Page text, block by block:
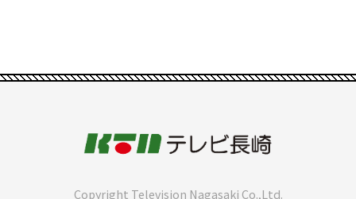
Copyright Television Nagasaki Co.,Ltd.